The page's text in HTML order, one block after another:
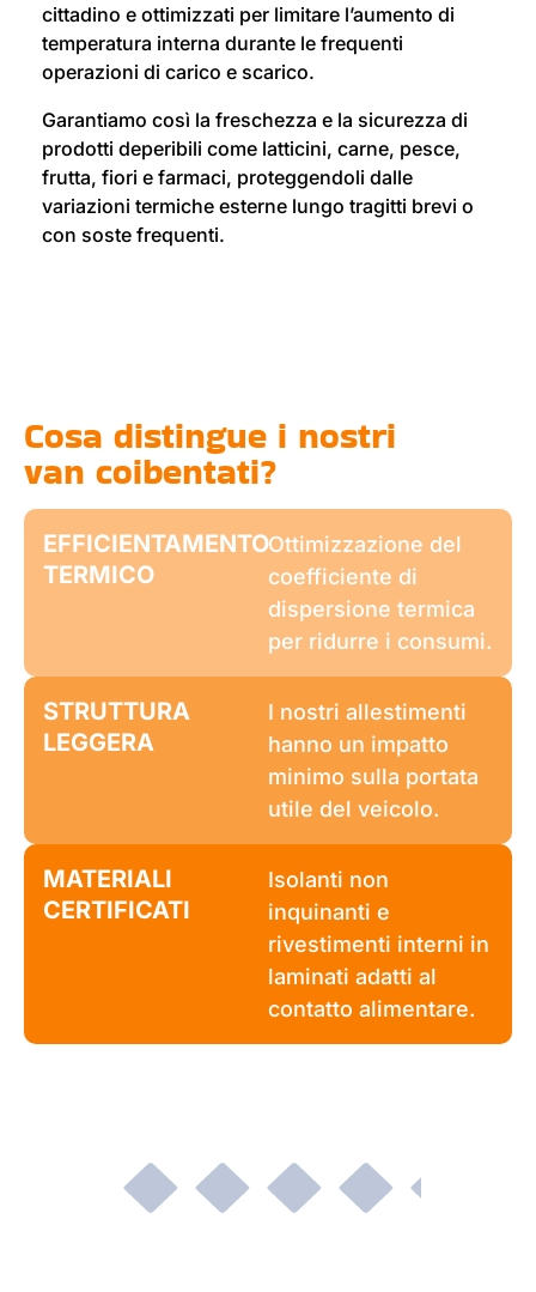
cittadino e ottimizzati per limitare l’aumento di
temperatura interna durante le frequenti
operazioni di carico e scarico.
Garantiamo così la freschezza e la sicurezza di
prodotti deperibili come latticini, carne, pesce,
frutta, fiori e farmaci, proteggendoli dalle
variazioni termiche esterne lungo tragitti brevi o
con soste frequenti.
Cosa distingue i nostri
van coibentati?
EFFICIENTAMENTO
TERMICO
Ottimizzazione del
coefficiente di
dispersione termica
per ridurre i consumi.
STRUTTURA
LEGGERA
I nostri allestimenti
hanno un impatto
minimo sulla portata
utile del veicolo.
MATERIALI
CERTIFICATI
Isolanti non
inquinanti e
rivestimenti interni in
laminati adatti al
contatto alimentare.